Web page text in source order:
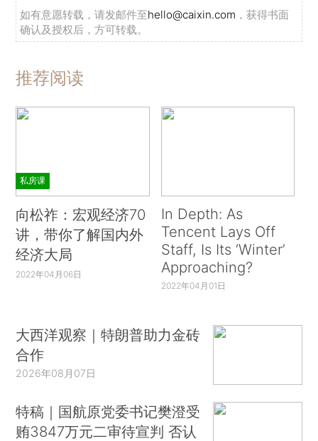
如有意愿转载，请发邮件至hello@caixin.com ，获得书面
确认及授权后，方可转载。
推荐阅读
私房课
向松祚：宏观经济70
讲，带你了解国内外
经济大局
2022年04月06日
In Depth: As
Tencent Lays Off
Staff, Is Its ‘Winter’
Approaching?
2022年04月01日
大西洋观察｜特朗普助力金砖
合作
2026年08月07日
特稿｜国航原党委书记樊澄受
贿3847万元二审待宣判 否认